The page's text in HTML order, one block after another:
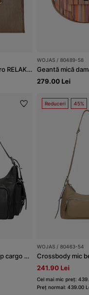
Geantă damă mare maro RELAKS cu sac interior din material textil
WOJAS / 80489-58
Geantă mică
279.00 Lei
Geantă damă neagră tip cargo cu buzunare
Reduceri 45%
WOJAS / 80463-54
Crossbody mic
241.90 Lei
Cel mai mic preț:
Preț normal: 439.00